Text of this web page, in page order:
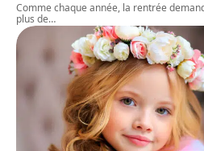
Comme chaque année, la rentrée
plus de…